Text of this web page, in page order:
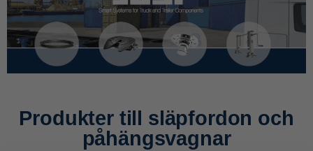
Produkter till släpfordon och
påhängsvagnar